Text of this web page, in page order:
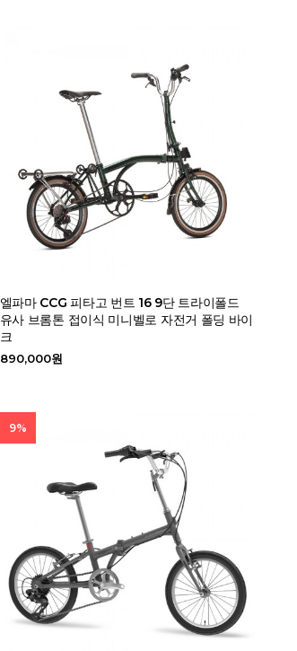
엘파마 CCG 피타고 번트 16 9단 트라이폴드
유사 브롬톤 접이식 미니벨로 자전거 폴딩 바이
크
890,000원
9%